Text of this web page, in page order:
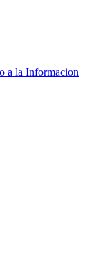
a la Informacion